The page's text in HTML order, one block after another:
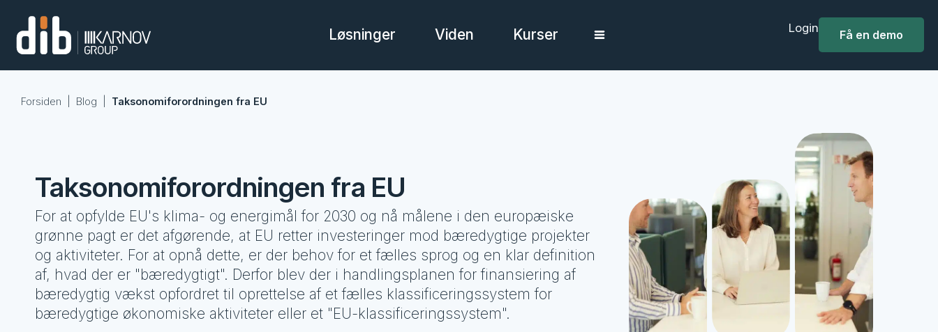
Løsninger Viden Kurser Få en demo
Login
Forsiden Blog Taksonomiforordningen fra EU
Taksonomiforordningen fra EU
For at opfylde EU's klima- og energimål for 2030 og nå målene i den europæiske
grønne pagt er det afgørende, at EU retter investeringer mod bæredygtige projekter
og aktiviteter. For at opnå dette, er der behov for et fælles sprog og en klar definition
af, hvad der er "bæredygtigt". Derfor blev der i handlingsplanen for finansiering af
bæredygtig vækst opfordret til oprettelse af et fælles klassificeringssystem for
bæredygtige økonomiske aktiviteter eller et "EU-klassificeringssystem".